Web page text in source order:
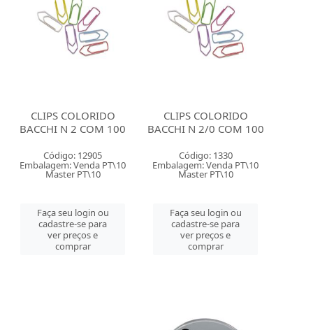
CLIPS COLORIDO
BACCHI N 2 COM 100
Código: 12905
Embalagem: Venda PT\10
Master PT\10
Faça seu login ou
cadastre-se para
ver preços e
comprar
CLIPS COLORIDO
BACCHI N 2/0 COM 100
Código: 1330
Embalagem: Venda PT\10
Master PT\10
Faça seu login ou
cadastre-se para
ver preços e
comprar